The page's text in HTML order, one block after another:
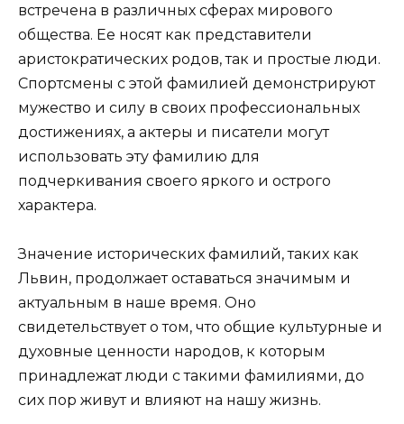
встречена в различных сферах мирового
общества. Ее носят как представители
аристократических родов, так и простые люди.
Спортсмены с этой фамилией демонстрируют
мужество и силу в своих профессиональных
достижениях, а актеры и писатели могут
использовать эту фамилию для
подчеркивания своего яркого и острого
характера.
Значение исторических фамилий, таких как
Львин, продолжает оставаться значимым и
актуальным в наше время. Оно
свидетельствует о том, что общие культурные и
духовные ценности народов, к которым
принадлежат люди с такими фамилиями, до
сих пор живут и влияют на нашу жизнь.